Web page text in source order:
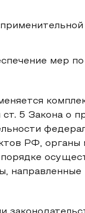
мер
5 Закона о
РФ, органы